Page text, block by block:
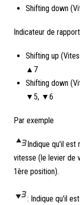
Shifting down
Indicateur de
Shifting up
▲7
Shifting down
▼5, ▼6
Par exemple
Indique qu'il est
vitesse (le levier de
1ère position).
: Indique qu'il